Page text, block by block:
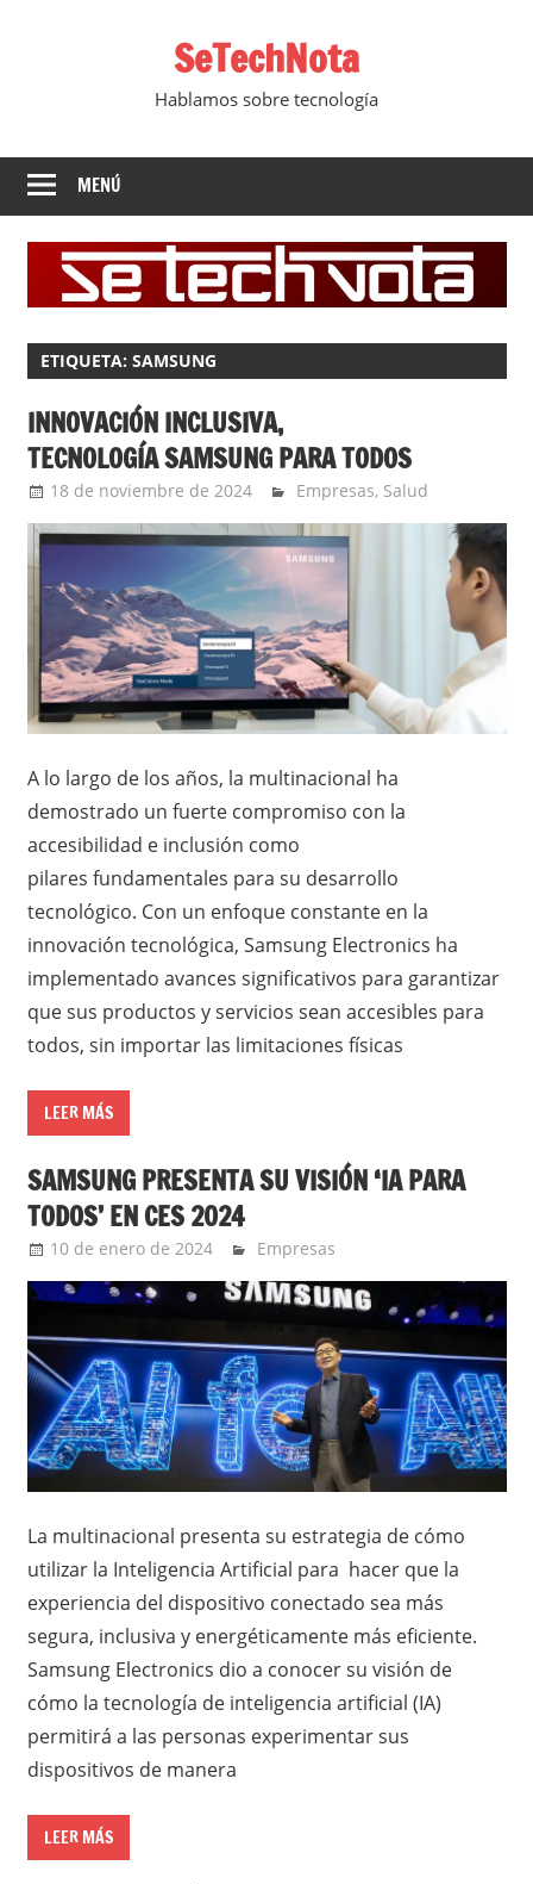
SeTechNota
Hablamos sobre tecnología
MENÚ
ETIQUETA: SAMSUNG
INNOVACIÓN INCLUSIVA,
TECNOLOGÍA SAMSUNG PARA TODOS
18 de noviembre de 2024 Ernesto Herrera
Empresas, Salud
A lo largo de los años, la multinacional ha
demostrado un fuerte compromiso con la
accesibilidad e inclusión como
pilares fundamentales para su desarrollo
tecnológico. Con un enfoque constante en la
innovación tecnológica, Samsung Electronics ha
implementado avances significativos para garantizar
que sus productos y servicios sean accesibles para
todos, sin importar las limitaciones físicas
LEER MÁS
SAMSUNG PRESENTA SU VISIÓN ‘IA PARA
TODOS’ EN CES 2024
10 de enero de 2024 Ernesto Herrera
Empresas
La multinacional presenta su estrategia de cómo
utilizar la Inteligencia Artificial para hacer que la
experiencia del dispositivo conectado sea más
segura, inclusiva y energéticamente más eficiente.
Samsung Electronics dio a conocer su visión de
cómo la tecnología de inteligencia artificial (IA)
permitirá a las personas experimentar sus
dispositivos de manera
LEER MÁS